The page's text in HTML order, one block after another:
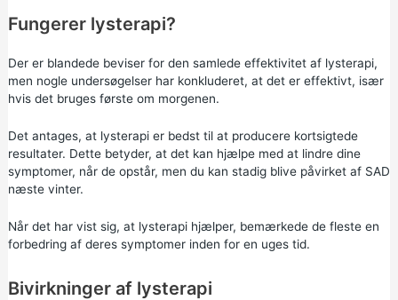
Fungerer lysterapi?
Der er blandede beviser for den samlede effektivitet af lysterapi,
men nogle undersøgelser har konkluderet, at det er effektivt, især
hvis det bruges første om morgenen.
Det antages, at lysterapi er bedst til at producere kortsigtede
resultater. Dette betyder, at det kan hjælpe med at lindre dine
symptomer, når de opstår, men du kan stadig blive påvirket af SAD
næste vinter.
Når det har vist sig, at lysterapi hjælper, bemærkede de fleste en
forbedring af deres symptomer inden for en uges tid.
Bivirkninger af lysterapi